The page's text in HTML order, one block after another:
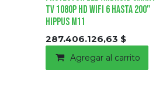
Tv 1080p Hd Wifi 6 Hasta 200''
Hippus M11
287.406.126,63 $
Agregar al carrito